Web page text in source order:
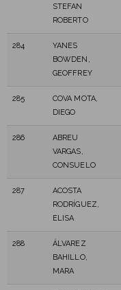
STEFAN
ROBERTO
284
YANES
BOWDEN,
GEOFFREY
285
COVA MOTA,
DIEGO
286
ABREU
VARGAS,
CONSUELO
287
ACOSTA
RODRÍGUEZ,
ELISA
288
ÁLVAREZ
BAHILLO,
MARA